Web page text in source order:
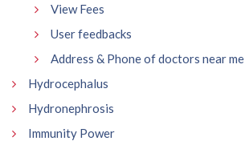
View Fees
User feedbacks
Address & Phone of doctors near me
Hydrocephalus
Hydronephrosis
Immunity Power